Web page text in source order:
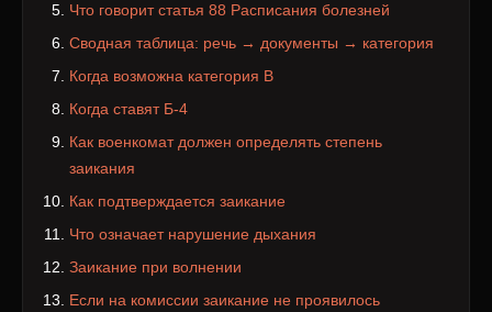
Что говорит статья 88 Расписания болезней
Сводная таблица: речь → документы → категория
Когда возможна категория В
Когда ставят Б-4
Как военкомат должен определять степень
заикания
Как подтверждается заикание
Что означает нарушение дыхания
Заикание при волнении
Если на комиссии заикание не проявилось